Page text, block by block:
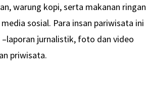
warung kopi, serta makanan ringan
sosial. Para insan pariwisata ini
jurnalistik, foto dan video
priwisata.